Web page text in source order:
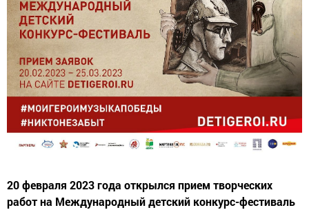
20 февраля 2023 года открылся прием творческих
работ на Международный детский конкурс-фестиваль